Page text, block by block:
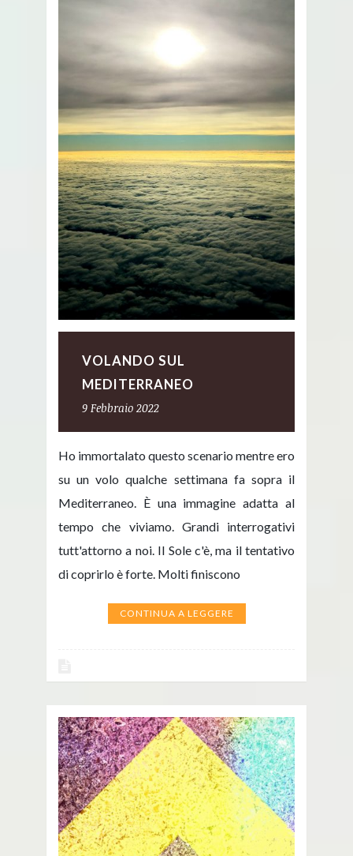
VOLANDO SUL
MEDITERRANEO
9 Febbraio 2022
Ho immortalato questo scenario mentre ero
su un volo qualche settimana fa sopra il
Mediterraneo. È una immagine adatta al
tempo che viviamo. Grandi interrogativi
tutt'attorno a noi. Il Sole c'è, ma il tentativo
di coprirlo è forte. Molti finiscono
CONTINUA A LEGGERE